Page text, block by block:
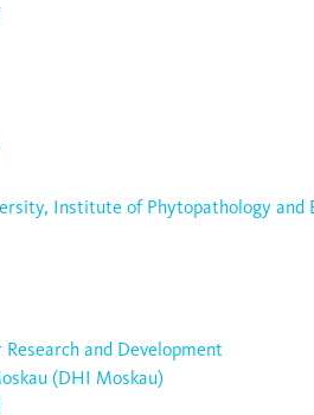
Institute of Phytopathology and
and Development
(DHI Moskau)